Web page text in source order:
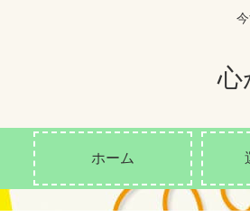
心
ホーム